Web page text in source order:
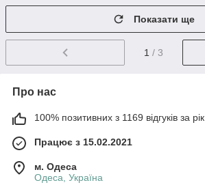
Показати ще
1 / 3
Про нас
100% позитивних з 1169 відгуків за рік
Працює з 15.02.2021
м. Одеса
Одеса, Україна